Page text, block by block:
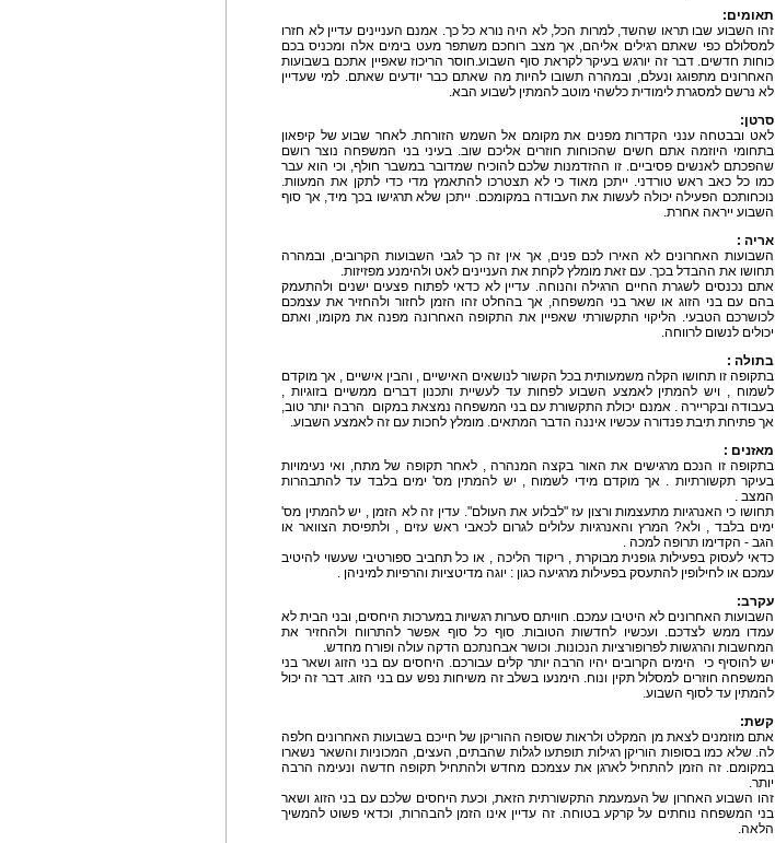
תאומים:
זהו השבוע שבו תראו שהשד, למרות הכל, לא היה נורא כל כך. אמנם העניינים עדיין לא חזרו
למסלולם כפי שאתם רגילים אליהם, אך מצב רוחכם משתפר מעט בימים אלה ומכניס בכם
כוחות חדשים. דבר זה יורגש בעיקר לקראת סוף השבוע.חוסר הריכוז שאפיין אתכם בשבועות
האחרונים מתפוגג ונעלם, ובמהרה תשובו להיות מה שאתם כבר יודעים שאתם. למי שעדיין
לא נרשם למסגרת לימודית כלשהי מוטב להמתין לשבוע הבא.
סרטן:
לאט ובבטחה ענני הקדרות מפנים את מקומם אל השמש הזורחת. לאחר שבוע של קיפאון
בתחומי היוזמה אתם חשים שהכוחות חוזרים אליכם שוב. בעיני בני המשפחה נוצר רושם
שהפכתם לאנשים פסיביים. זו ההזדמנות שלכם להוכיח שמדובר במשבר חולף, וכי הוא עבר
כמו כל כאב ראש טורדני. ייתכן מאוד כי לא תצטרכו להתאמץ מדי כדי לתקן את המעוות.
נוכחותכם הפעילה יכולה לעשות את העבודה במקומכם. ייתכן שלא תרגישו בכך מיד, אך סוף
השבוע ייראה אחרת.
אריה :
השבועות האחרונים לא האירו לכם פנים, אך אין זה כך לגבי השבועות הקרובים, ובמהרה
תחושו את ההבדל בכך. עם זאת מומלץ לקחת את העניינים לאט ולהימנע מפזיזות.
אתם נכנסים לשגרת החיים הרגילה והנוחה. עדיין לא כדאי לפתוח פצעים ישנים ולהתעמק
בהם עם בני הזוג או שאר בני המשפחה, אך בהחלט זהו הזמן לחזור ולהחזיר את עצמכם
לכושרכם הטבעי. הליקוי התקשורתי שאפיין את התקופה האחרונה מפנה את מקומו, ואתם
יכולים לנשום לרווחה.
בתולה :
בתקופה זו תחושו הקלה משמעותית בכל הקשור לנושאים האישיים , והבין אישיים , אך מוקדם
לשמוח , ויש להמתין לאמצע השבוע לפחות עד לעשיית ותכנון דברים ממשיים בזוגיות ,
בעבודה ובקריירה . אמנם יכולת התקשורת עם בני המשפחה נמצאת במקום הרבה יותר טוב,
אך פתיחת תיבת פנדורה עכשיו איננה הדבר המתאים. מומלץ לחכות עם זה לאמצע השבוע.
מאזנים :
בתקופה זו הנכם מרגישים את האור בקצה המנהרה , לאחר תקופה של מתח, ואי נעימויות
בעיקר תקשורתיות . אך מוקדם מידי לשמוח , יש להמתין מס' ימים בלבד עד להתבהרות
המצב .
תחושו כי האנרגיות מתעצמות ורצון עז "לבלוע את העולם". עדין זה לא הזמן , יש להמתין מס'
ימים בלבד , ולא? המרץ והאנרגיות עלולים לגרום לכאבי ראש עזים , ולתפיסת הצוואר או
הגב - הקדימו תרופה למכה .
כדאי לעסוק בפעילות גופנית מבוקרת , ריקוד הליכה , או כל תחביב ספורטיבי שעשוי להיטיב
עמכם או לחילופין להתעסק בפעילות מרגיעה כגון : יוגה מדיטציות והרפיות למיניהן .
עקרב:
השבועות האחרונים לא היטיבו עמכם. חוויתם סערות רגשיות במערכות היחסים, ובני הבית לא
עמדו ממש לצדכם. ועכשיו לחדשות הטובות. סוף כל סוף אפשר להתרווח ולהחזיר את
המחשבות והרגשות לפרופורציות הנכונות. וכושר אבחנתכם הדקה עולה ופורח מחדש.
יש להוסיף כי
הימים הקרובים יהיו הרבה יותר קלים עבורכם. היחסים עם בני הזוג ושאר בני
המשפחה חוזרים למסלול תקין ונוח. הימנעו בשלב זה משיחות נפש עם בני הזוג. דבר זה יכול
להמתין עד לסוף השבוע.
קשת:
אתם מוזמנים לצאת מן המקלט ולראות שסופה ההוריקן של חייכם בשבועות האחרונים חלפה
לה. שלא כמו בסופות הוריקן רגילות תופתעו לגלות שהבתים, העצים, המכוניות והשאר נשארו
במקומם. זה הזמן להתחיל לארגן את עצמכם מחדש ולהתחיל תקופה חדשה ונעימה הרבה
יותר.
זהו השבוע האחרון של העמעמת התקשורתית הזאת, וכעת היחסים שלכם עם בני הזוג ושאר
בני המשפחה נוחתים על קרקע בטוחה. זה עדיין אינו הזמן להבהרות, וכדאי פשוט להמשיך
הלאה.